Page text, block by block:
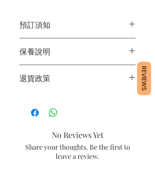
預訂須知
定日期取貨請提早10-14天前落單🤗2/
下單後24小時內會有專人電郵確認訂單
3/ 取貨時需要出示確認訊息 或 訂單編
號
5/ 交收訂單：地址只需要填寫交收地
6/ 送貨訂單：本店只提供營業時間內送
貨。運費請參考常見問題。
7/ 營業時間：請參考本網站
保養說明
度。
退貨政策
作，不設退換。
No Reviews Yet
Share your thoughts. Be the first to
leave a review.
REVIEWS